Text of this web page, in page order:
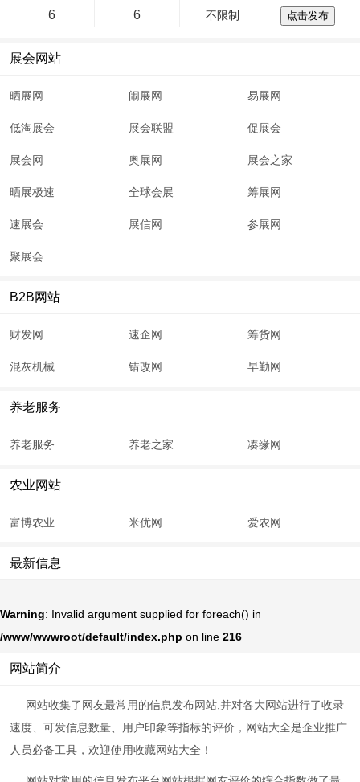
6 6 不限制 点击发布
展会网站
晒展网 闹展网 易展网
低淘展会 展会联盟 促展会
展会网 奥展网 展会之家
晒展极速 全球会展 筹展网
速展会 展信网 参展网
聚展会
B2B网站
财发网 速企网 筹货网
混灰机械 错改网 早勤网
养老服务
养老服务 养老之家 凑缘网
农业网站
富博农业 米优网 爱农网
最新信息
Warning: Invalid argument supplied for foreach() in
/www/wwwroot/default/index.php on line 216
网站简介
网站收集了网友最常用的信息发布网站,并对各大网站进行了收录
速度、可发信息数量、用户印象等指标的评价，网站大全是企业推广
人员必备工具，欢迎使用收藏网站大全！